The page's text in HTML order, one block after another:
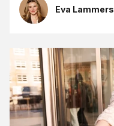
Eva Lammers